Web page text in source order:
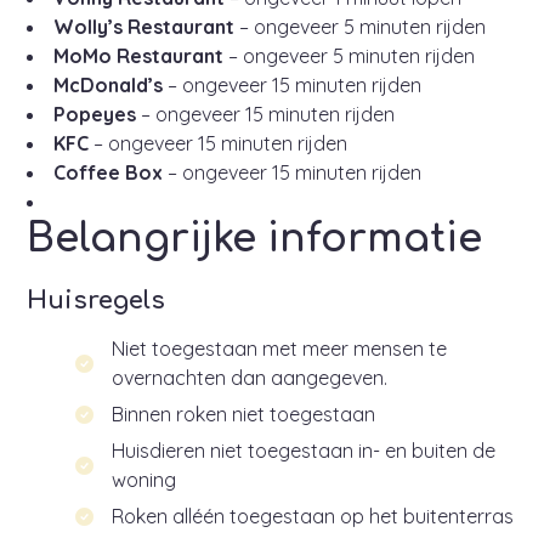
Wolly’s Restaurant – ongeveer 5 minuten rijden
MoMo Restaurant – ongeveer 5 minuten rijden
McDonald’s – ongeveer 15 minuten rijden
Popeyes – ongeveer 15 minuten rijden
KFC – ongeveer 15 minuten rijden
Coffee Box – ongeveer 15 minuten rijden
Belangrijke informatie
Huisregels
Niet toegestaan met meer mensen te
overnachten dan aangegeven.
Binnen roken niet toegestaan
Huisdieren niet toegestaan in- en buiten de
woning
Roken alléén toegestaan op het buitenterras